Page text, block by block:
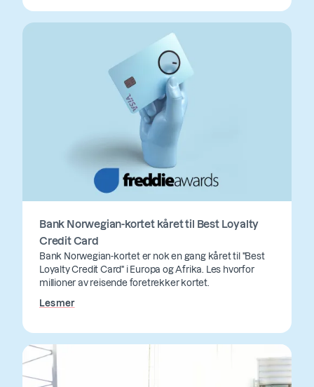
Bank Norwegian-kortet kåret til Best Loyalty
Credit Card
Bank Norwegian-kortet er nok en gang kåret til "Best
Loyalty Credit Card" i Europa og Afrika. Les hvorfor
millioner av reisende foretrekker kortet.
Les mer